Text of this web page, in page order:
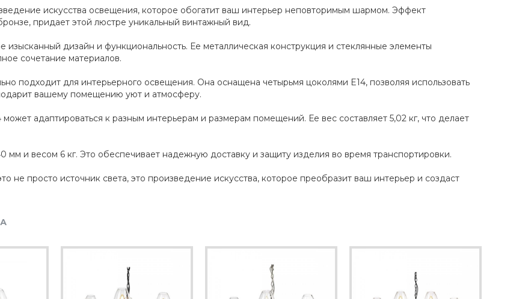
искусства освещения, которое обогатит ваш интерьер неповторимым шармом. Эффект
придает этой люстре уникальный винтажный вид.
дизайн и функциональность. Ее металлическая конструкция и стеклянные элементы
сочетание материалов.
подходит для интерьерного освещения. Она оснащена четырьмя цоколями E14, позволяя использовать
вашему помещению уют и атмосферу.
адаптироваться к разным интерьерам и размерам помещений. Ее вес составляет 5,02 кг, что делает
мм и весом 6 кг. Это обеспечивает надежную доставку и защиту изделия во время транспортировки.
не просто источник света, это произведение искусства, которое преобразит ваш интерьер и создаст